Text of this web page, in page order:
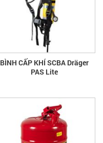
BÌNH CẤP KHÍ SCBA Dräger
PAS Lite